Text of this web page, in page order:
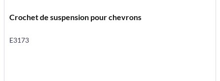
Crochet de suspension pour chevrons
E3173